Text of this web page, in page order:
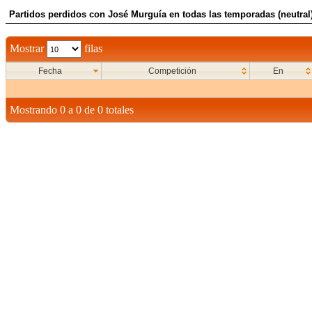
Partidos perdidos con José Murguía en todas las temporadas
Mostrar filas
Fecha Competición En
Mostrando 0 a 0 de 0 totales